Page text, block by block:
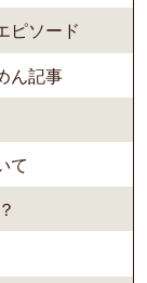
ピソード
ん記事
て